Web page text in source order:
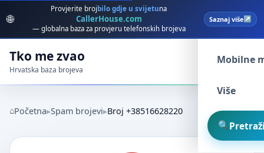
🌐
Provjerite broj bilo gdje u svijetuna
CallerHouse.com
— globalna baza za provjeru telefonskih brojeva
Saznaj više
Tko me zvao
Hrvatska baza brojeva
Spam
Mobilne
Više
Početna Spam brojevi Broj +38516628220